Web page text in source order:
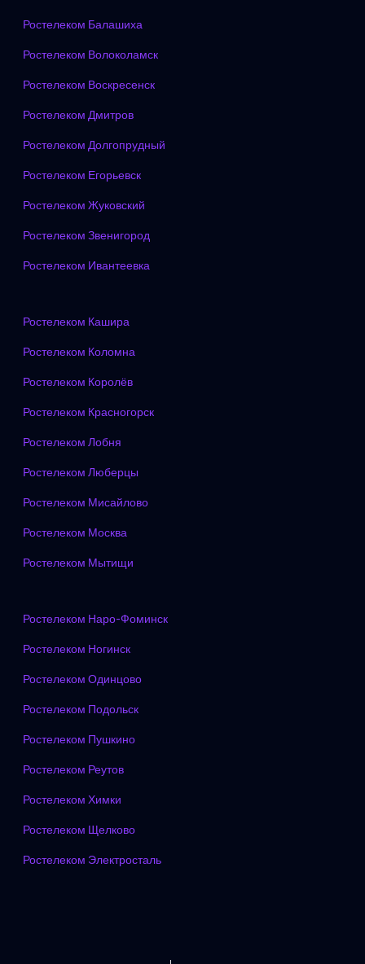
Ростелеком Балашиха
Ростелеком Волоколамск
Ростелеком Воскресенск
Ростелеком Дмитров
Ростелеком Долгопрудный
Ростелеком Егорьевск
Ростелеком Жуковский
Ростелеком Звенигород
Ростелеком Ивантеевка
Ростелеком Кашира
Ростелеком Коломна
Ростелеком Королёв
Ростелеком Красногорск
Ростелеком Лобня
Ростелеком Люберцы
Ростелеком Мисайлово
Ростелеком Москва
Ростелеком Мытищи
Ростелеком Наро-Фоминск
Ростелеком Ногинск
Ростелеком Одинцово
Ростелеком Подольск
Ростелеком Пушкино
Ростелеком Реутов
Ростелеком Химки
Ростелеком Щелково
Ростелеком Электросталь